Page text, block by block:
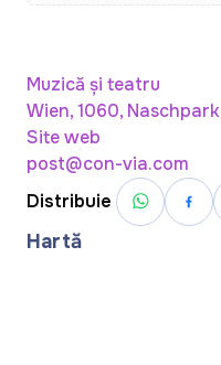
Muzică și teatru
Wien, 1060, Naschpark
Site web
post@con-via.com
Distribuie
Hartă